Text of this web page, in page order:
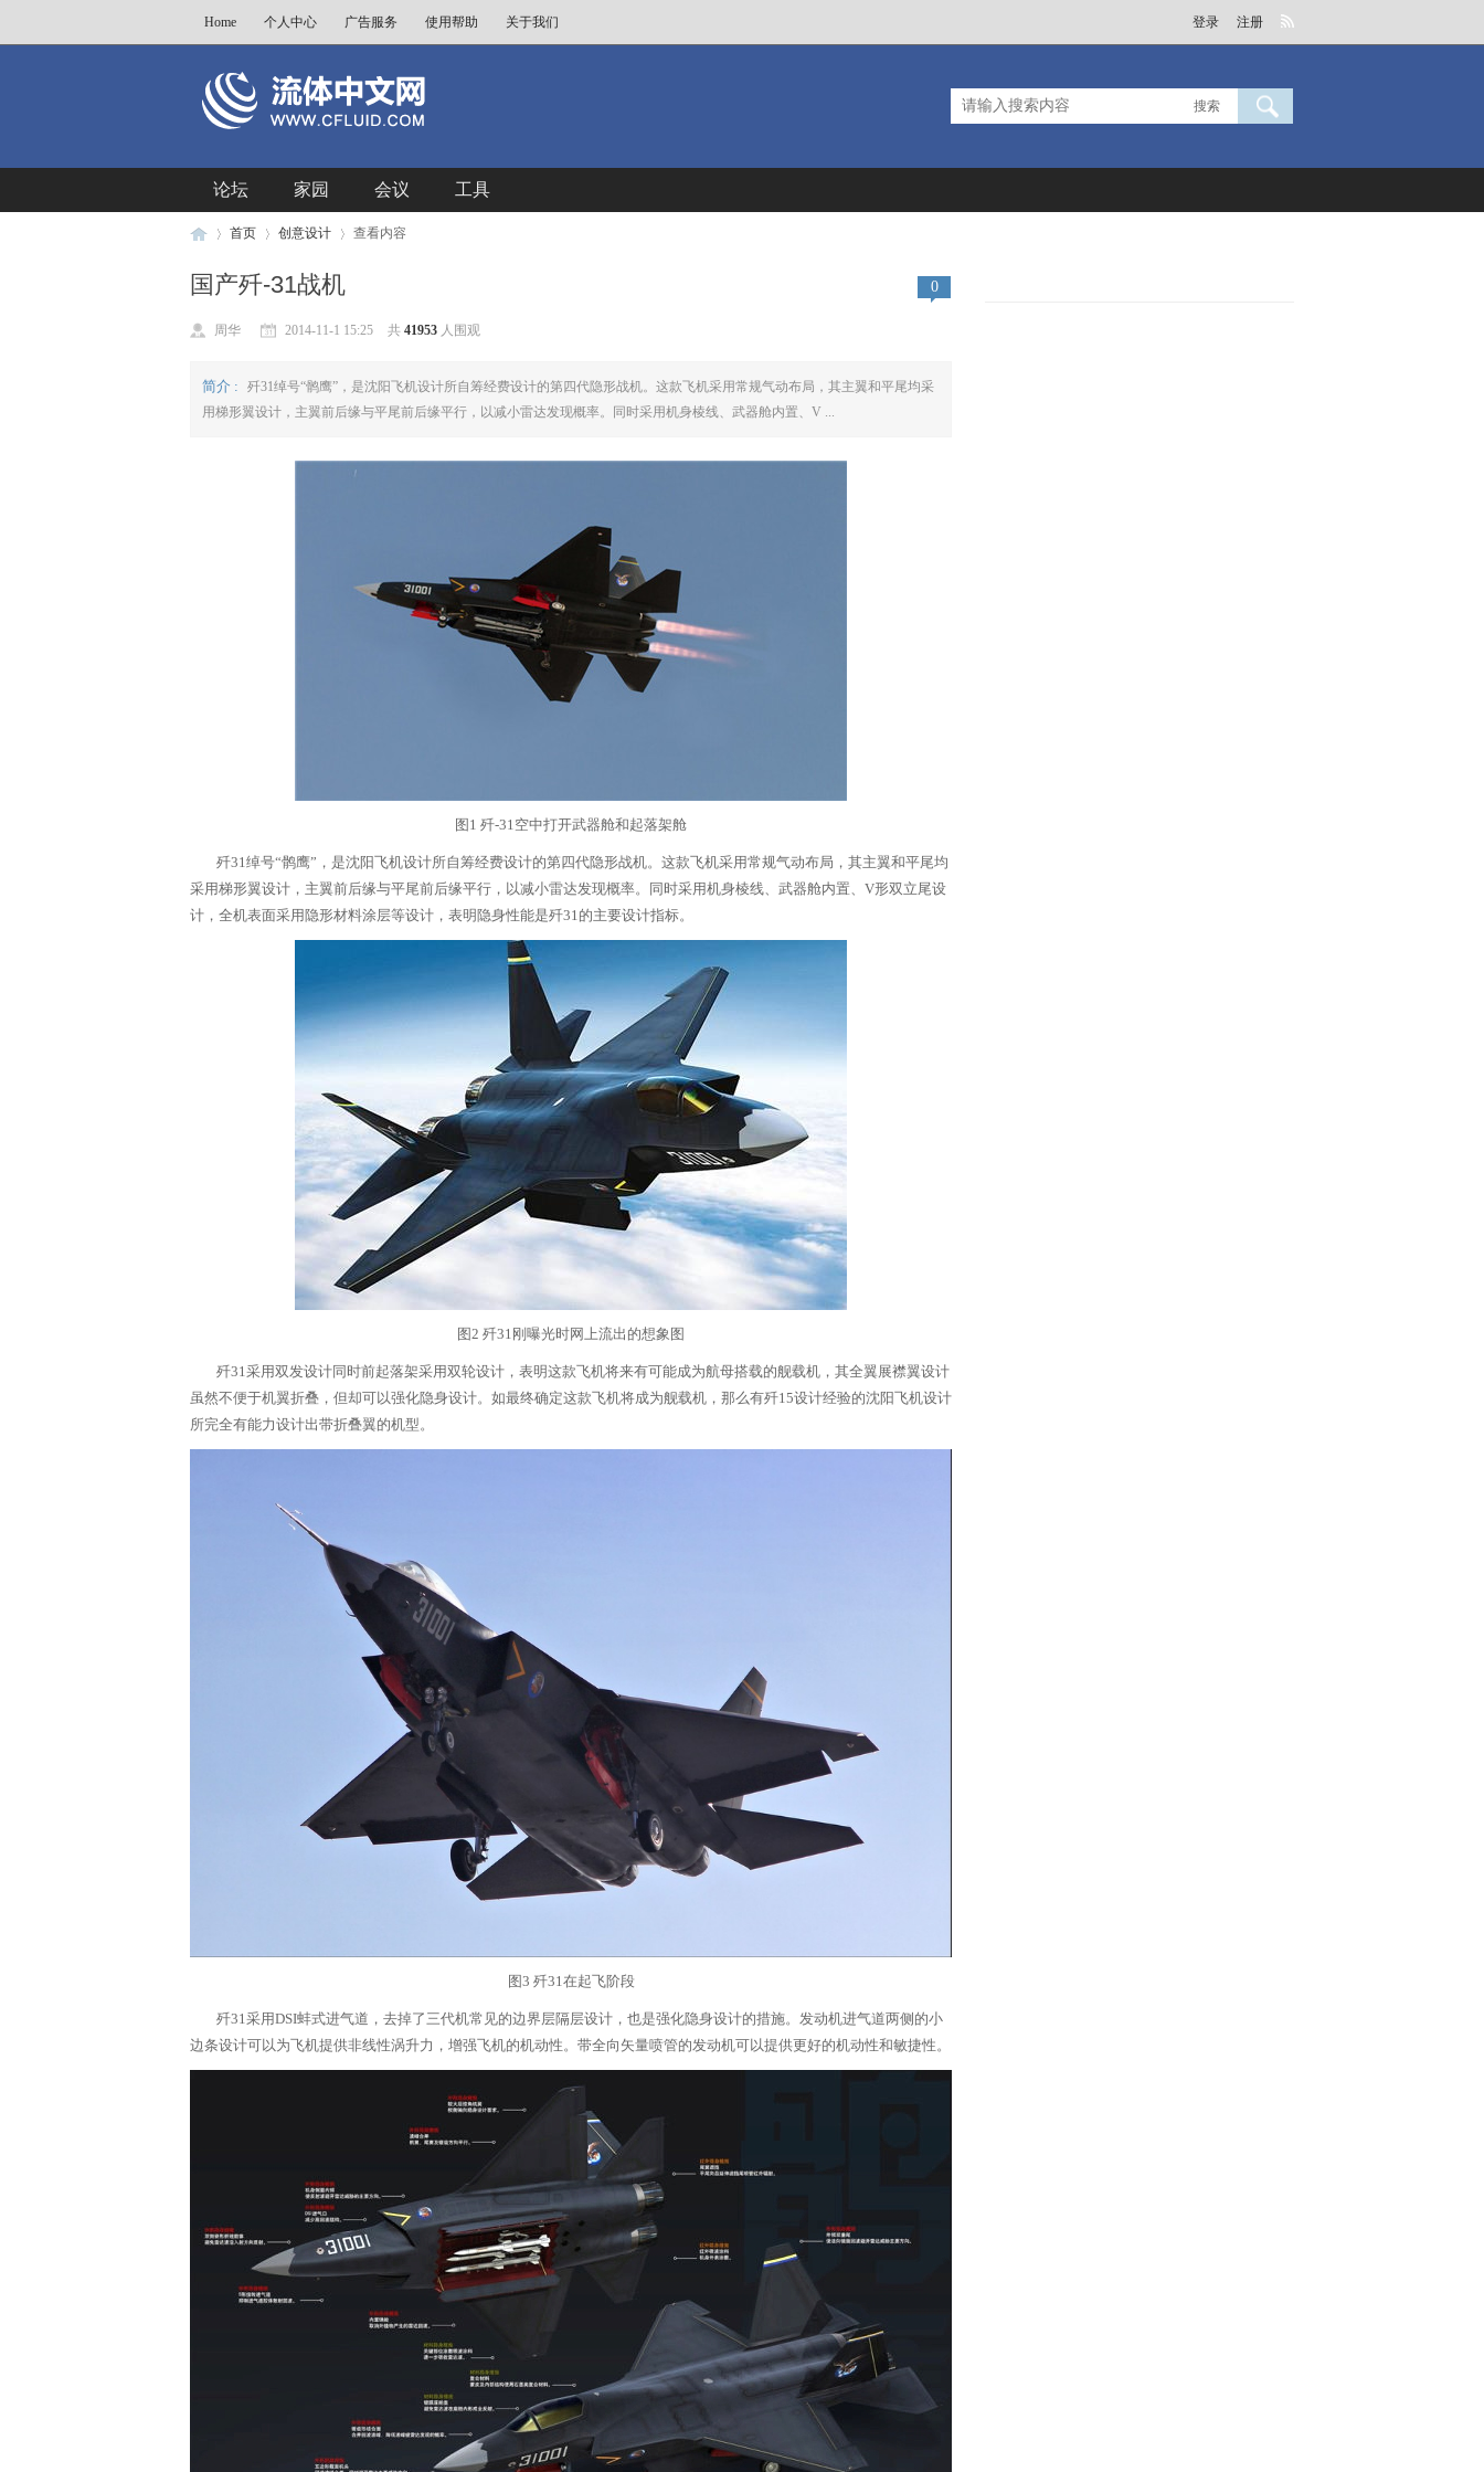
Home 个人中心 广告服务 使用帮助 关于我们 登录 注册
搜索
论坛 家园 会议 工具
流
首页 创意设计
›
查看内容
0
国产歼-31战机
周华 2014-11-1 15:25 共 41953 人围观
简介 :
歼31绰号“鹘鹰”，是沈阳飞机设计所自筹经费设计的第四代隐形战机。这款飞机采用常规气动布局，其主翼和平尾均采
用梯形翼设计，主翼前后缘与平尾前后缘平行，以减小雷达发现概率。同时采用机身棱线、武器舱内置、V ...
图1 歼-31空中打开武器舱和起落架舱
歼31绰号“鹘鹰”，是沈阳飞机设计所自筹经费设计的第四代隐形战机。这款飞机采用常规气动布局，其主翼和平尾均
采用梯形翼设计，主翼前后缘与平尾前后缘平行，以减小雷达发现概率。同时采用机身棱线、武器舱内置、V形双立尾设
计，全机表面采用隐形材料涂层等设计，表明隐身性能是歼31的主要设计指标。
图2 歼31刚曝光时网上流出的想象图
歼31采用双发设计同时前起落架采用双轮设计，表明这款飞机将来有可能成为航母搭载的舰载机，其全翼展襟翼设计
虽然不便于机翼折叠，但却可以强化隐身设计。如最终确定这款飞机将成为舰载机，那么有歼15设计经验的沈阳飞机设计
所完全有能力设计出带折叠翼的机型。
图3 歼31在起飞阶段
歼31采用DSI蚌式进气道，去掉了三代机常见的边界层隔层设计，也是强化隐身设计的措施。发动机进气道两侧的小
边条设计可以为飞机提供非线性涡升力，增强飞机的机动性。带全向矢量喷管的发动机可以提供更好的机动性和敏捷性。